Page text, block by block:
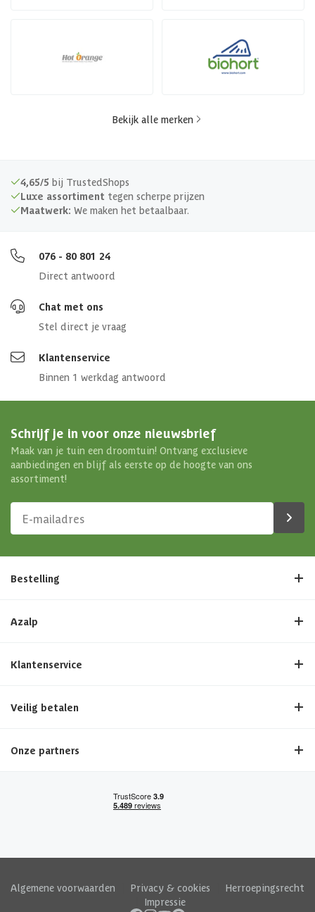
Bekijk alle merken
4,65/5 bij TrustedShops
Luxe assortiment tegen scherpe prijzen
Maatwerk: We maken het betaalbaar.
076 - 80 801 24
Direct antwoord
Chat met ons
Stel direct je vraag
Klantenservice
Binnen 1 werkdag antwoord
Schrijf je in voor onze nieuwsbrief
Maak van je tuin een droomtuin! Ontvang exclusieve
aanbiedingen en blijf als eerste op de hoogte van ons
assortiment!
Bestelling
Azalp
Klantenservice
Veilig betalen
Onze partners
Algemene voorwaarden Privacy & cookies
Herroepingsrecht
Impressie